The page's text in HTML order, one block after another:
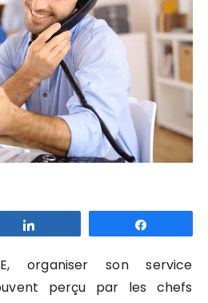
organiser son service
perçu par les chefs